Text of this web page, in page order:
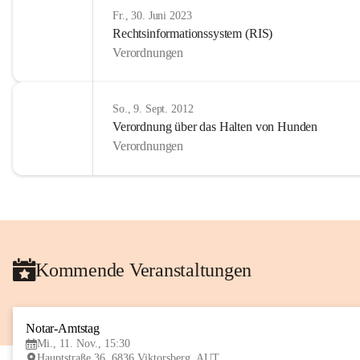
Fr., 30. Juni 2023
Rechtsinformationssystem (RIS)
Verordnungen
So., 9. Sept. 2012
Verordnung über das Halten von Hunden
Verordnungen
Kommende Veranstaltungen
Notar-Amtstag
Mi., 11. Nov., 15:30